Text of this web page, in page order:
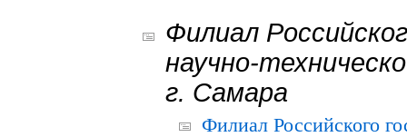
Филиал
научно-
г. Самара
Филиал Российского